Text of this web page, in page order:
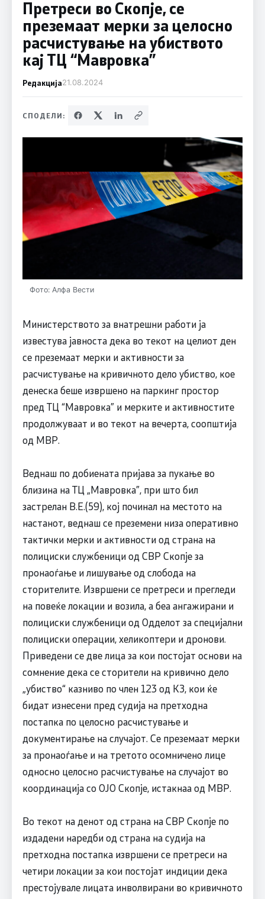
Претреси во Скопје, се
преземаат мерки за целосно
расчистување на убиството
кај ТЦ “Мавровка”
Редакција21.08.2024
СПОДЕЛИ:
Фото: Алфа Вести
Министерството за внатрешни работи ја
известува јавноста дека во текот на целиот ден
се преземаат мерки и активности за
расчистување на кривичното дело убиство, кое
денеска беше извршено на паркинг простор
пред ТЦ “Мавровка” и мерките и активностите
продолжуваат и во текот на вечерта, соопштија
од МВР.
Веднаш по добиената пријава за пукање во
близина на ТЦ „Мавровка”, при што бил
застрелан В.Е.(59), кој починал на местото на
настанот, веднаш се преземени низа оперативно
тактички мерки и активности од страна на
полициски службеници од СВР Скопје за
пронаоѓање и лишување од слобода на
сторителите. Извршени се претреси и прегледи
на повеќе локации и возила, а беа ангажирани и
полициски службеници од Одделот за специјални
полициски операции, хеликоптери и дронови.
Приведени се две лица за кои постојат основи на
сомнение дека се сторители на кривично дело
„убиство“ казниво по член 123 од КЗ, кои ќе
бидат изнесени пред судија на претходна
постапка по целосно расчистување и
документирање на случајот. Се преземаат мерки
за пронаоѓање и на третото осомничено лице
односно целосно расчистување на случајот во
координација со ОЈО Скопје, истакнаа од МВР.
Во текот на денот од страна на СВР Скопје по
издадени наредби од страна на судија на
претходна постапка извршени се претреси на
четири локации за кои постојат индиции дека
престојувале лицата инволвирани во кривичното